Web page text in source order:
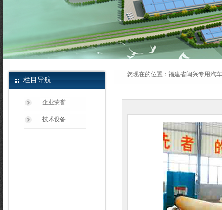
您现在的位置： 福建省闽兴专用汽
栏目导航
企业荣誉
技术设备